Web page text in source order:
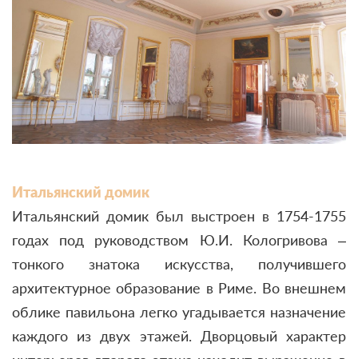
Итальянский домик
Итальянский домик был выстроен в 1754-1755
годах под руководством Ю.И. Кологривова –
тонкого знатока искусства, получившего
архитектурное образование в Риме. Во внешнем
облике павильона легко угадывается назначение
каждого из двух этажей. Дворцовый характер